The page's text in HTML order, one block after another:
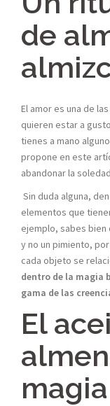
de
El amor es una de
quieren estar a
tienes a mano
propone en este
abandonar la
Sin duda alguna,
elementos que
ejemplo, sabes
y no un pimiento,
cada objeto se
dentro de la magia
gama de las
El
magia